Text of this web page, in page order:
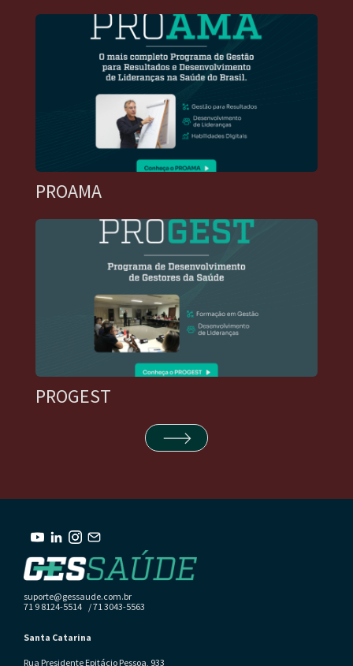
PROAMA
PROGEST
suporte@gessaude.com.br
71 9 8124-5514 / 71 3043-5563
Santa Catarina
Rua Presidente Epitácio Pessoa, 933